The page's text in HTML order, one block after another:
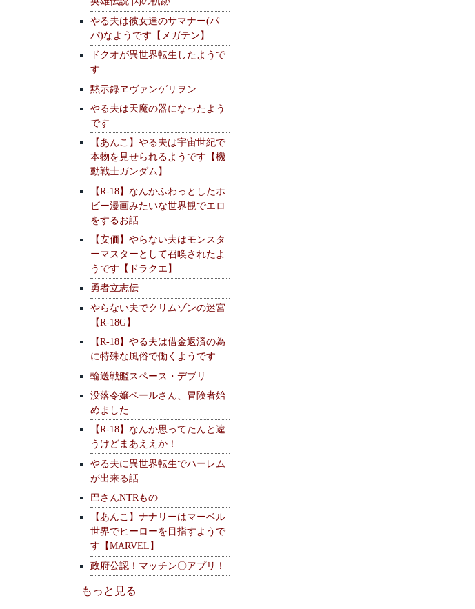
やる夫は彼女達のサマナー(パ
パ)なようです【メガテン】
ドクオが異世界転生したようで
す
黙示録ヱヴァンゲリヲン
やる夫は天魔の器になったよう
です
【あんこ】やる夫は宇宙世紀で
本物を見せられるようです【機
動戦士ガンダム】
【R-18】なんかふわっとしたホ
ビー漫画みたいな世界観でエロ
をするお話
【安価】やらない夫はモンスタ
ーマスターとして召喚されたよ
うです【ドラクエ】
勇者立志伝
やらない夫でクリムゾンの迷宮
【R-18G】
【R-18】やる夫は借金返済の為
に特殊な風俗で働くようです
輸送戦艦スペース・デブリ
没落令嬢ベールさん、冒険者始
めました
【R-18】なんか思ってたんと違
うけどまあええか！
やる夫に異世界転生でハーレム
が出来る話
巴さんNTRもの
【あんこ】ナナリーはマーベル
世界でヒーローを目指すようで
す【MARVEL】
政府公認！マッチン〇アプリ！
もっと見る